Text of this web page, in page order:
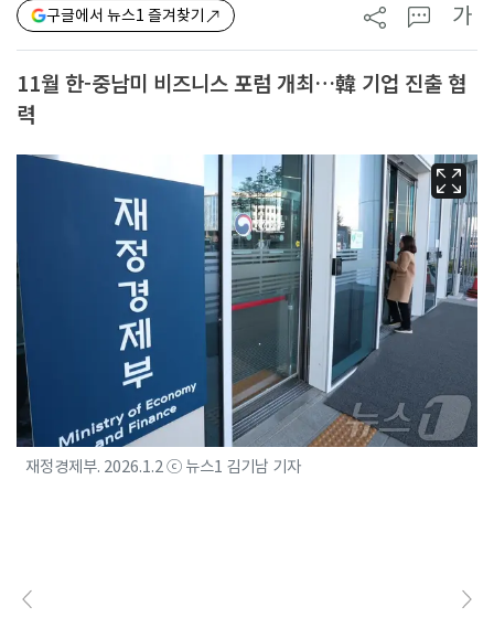
구글에서 뉴스1 즐겨찾기 가
11월 한-중남미 비즈니스 포럼 개최…韓 기업 진출 협
력
재정경제부. 2026.1.2 ⓒ 뉴스1 김기남 기자